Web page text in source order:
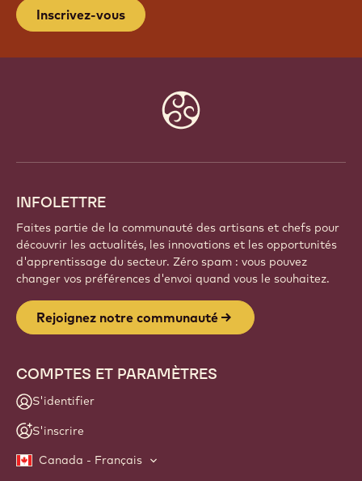
Inscrivez-vous
INFOLETTRE
Faites partie de la communauté des artisans et chefs pour
découvrir les actualités, les innovations et les opportunités
d'apprentissage du secteur. Zéro spam : vous pouvez
changer vos préférences d'envoi quand vous le souhaitez.
Rejoignez notre communauté
COMPTES ET PARAMÈTRES
S'identifier
S'inscrire
Canada - Français